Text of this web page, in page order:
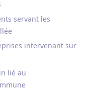
servant les
intervenant sur
lié au